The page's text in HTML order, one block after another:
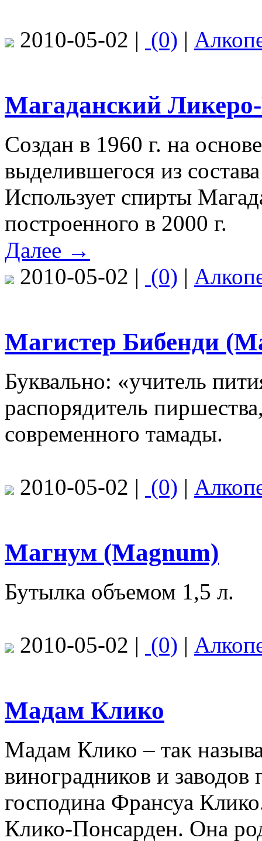
2010-05-02 | (0) |
Магаданский
Создан в 1960 г. на
выделившегося из
Использует спирты
построенного в 2000 г.
Далее →
2010-05-02 | (0) |
Магистер Бибенди
Буквально: «учитель
распорядитель
современного тамады.
2010-05-02 | (0) |
Магнум (Magnum)
Бутылка объемом 1,5 л.
2010-05-02 | (0) |
Мадам Клико
Мадам Клико – так
виноградников и
господина Франсуа
Клико-Понсарден. Она